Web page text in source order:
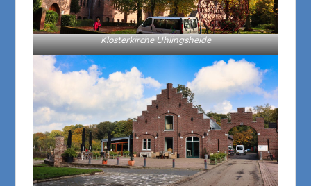
Klosterkirche Uhlingsheide